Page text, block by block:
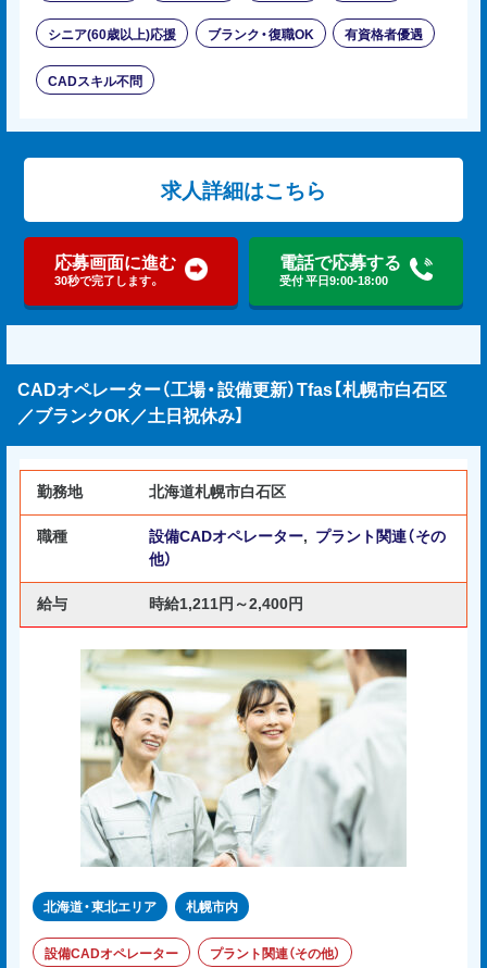
シニア(60歳以上)応援 ブランク・復職OK 有資格者優遇
CADスキル不問
求人詳細はこちら
応募画面に進む
30秒で完了します。
電話で応募する
受付 平日9:00-18:00
CADオペレーター（工場・設備更新）Tfas【札幌市白石区
／ブランクOK／土日祝休み】
勤務地 北海道札幌市白石区
職種 設備CADオペレーター, プラント関連（その
他）
給与 時給1,211円～2,400円
北海道・東北エリア 札幌市内
設備CADオペレーター プラント関連（その他）